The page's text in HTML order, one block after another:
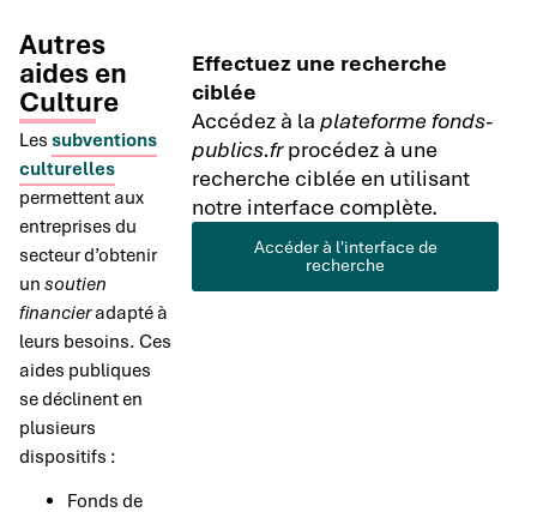
Autres
aides en
Culture
Les subventions
culturelles
permettent aux
entreprises du
secteur d’obtenir
un soutien
financieradapté à
leurs besoins. Ces
aides publiques
se déclinent en
plusieurs
dispositifs :
Fonds de
Effectuez une recherche
ciblée
Accédez à laplateforme fonds-
publics.frprocédez à une
recherche ciblée en utilisant
notre interface complète.
Accéder à l'interface de
recherche